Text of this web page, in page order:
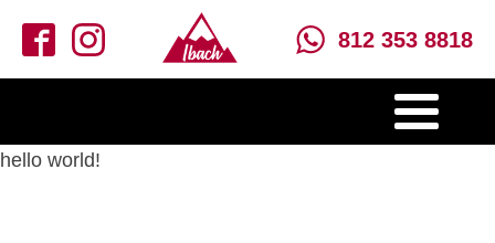
812 353 8818
hello world!